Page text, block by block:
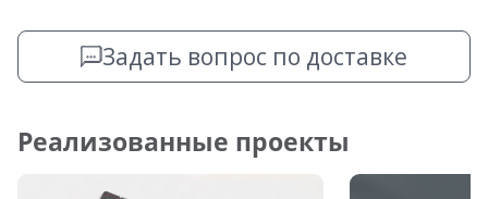
Задать вопрос по доставке
Реализованные проекты